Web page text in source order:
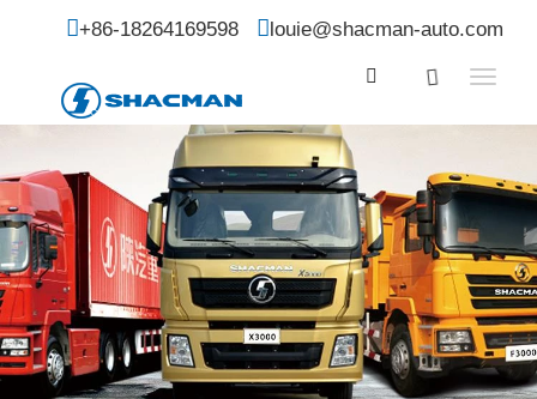
+86-18264169598 louie@shacman-auto.com